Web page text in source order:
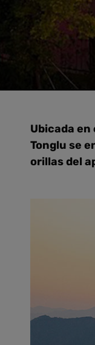
Ubicada en
Tonglu se
orillas del